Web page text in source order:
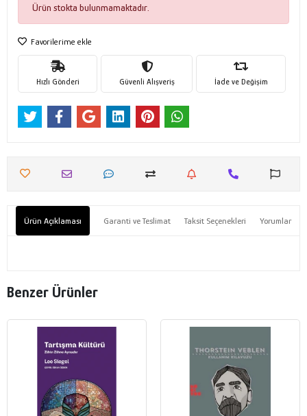
Ürün stokta bulunmamaktadır.
Favorilerime ekle
Hızlı Gönderi Güvenli Alışveriş İade ve Değişim
Ürün Açıklaması Garanti ve Teslimat Taksit Seçenekleri Yorumlar
Benzer Ürünler